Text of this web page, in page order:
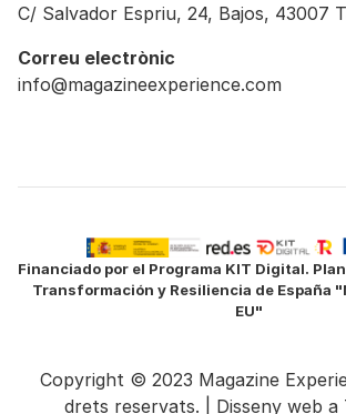
C/ Salvador Espriu, 24, Bajos, 43007
Correu electrònic
info@magazineexperience.com
Financiado por el Programa KIT Digital.
Transformación y Resiliencia de España
EU"
Copyright © 2023 Magazine
drets reservats. | Disseny web a